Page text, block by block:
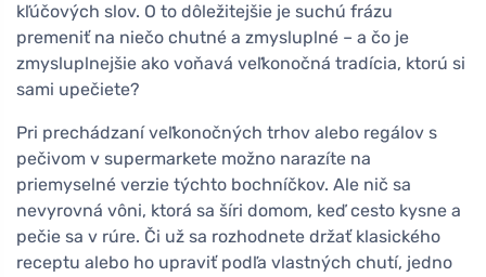
kľúčových slov. O to dôležitejšie je suchú frázu
premeniť na niečo chutné a zmysluplné – a čo je
zmysluplnejšie ako voňavá veľkonočná tradícia, ktorú si
sami upečiete?
Pri prechádzaní veľkonočných trhov alebo regálov s
pečivom v supermarkete možno narazíte na
priemyselné verzie týchto bochníčkov. Ale nič sa
nevyrovná vôni, ktorá sa šíri domom, keď cesto kysne a
pečie sa v rúre. Či už sa rozhodnete držať klasického
receptu alebo ho upraviť podľa vlastných chutí, jedno